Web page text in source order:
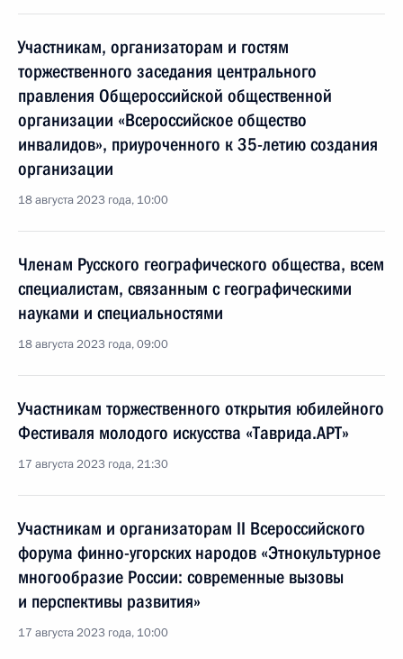
Участникам, организаторам и гостям
торжественного заседания центрального
правления Общероссийской общественной
организации «Всероссийское общество
инвалидов», приуроченного к 35-летию создания
организации
18 августа 2023 года, 10:00
Членам Русского географического общества, всем
специалистам, связанным с географическими
науками и специальностями
18 августа 2023 года, 09:00
Участникам торжественного открытия юбилейного
Фестиваля молодого искусства «Таврида.АРТ»
17 августа 2023 года, 21:30
Участникам и организаторам II Всероссийского
форума финно-угорских народов «Этнокультурное
многообразие России: современные вызовы
и перспективы развития»
17 августа 2023 года, 10:00